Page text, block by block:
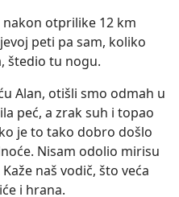
otprilike 12 km
peti pa sam, koliko
štedio tu nogu.
Alan, otišli smo odmah u
peć, a zrak suh i topao
je to tako dobro došlo
Nisam odolio mirisu
naš vodič, što veća
i hrana.